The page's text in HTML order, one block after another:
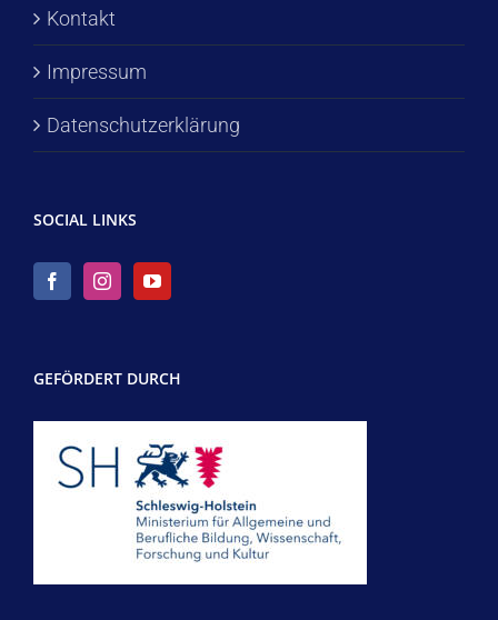
Kontakt
Impressum
Datenschutzerklärung
SOCIAL LINKS
GEFÖRDERT DURCH